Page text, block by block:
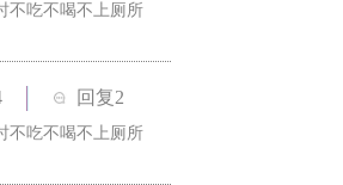
不吃不喝不上厕所
回复2
不吃不喝不上厕所